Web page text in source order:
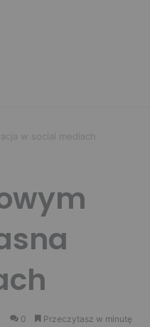
w social mediach
0 Przeczytasz w minutę